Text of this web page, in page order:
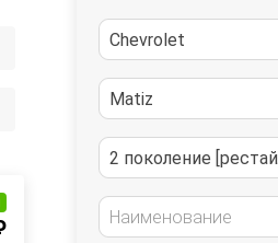
Chevrolet
Matiz
2 поколение
Наименование